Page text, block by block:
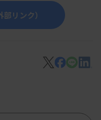
リンク）